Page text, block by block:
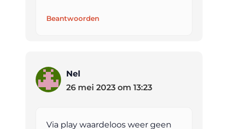
Beantwoorden
Nel
26 mei 2023 om 13:23
Via play waardeloos weer geen